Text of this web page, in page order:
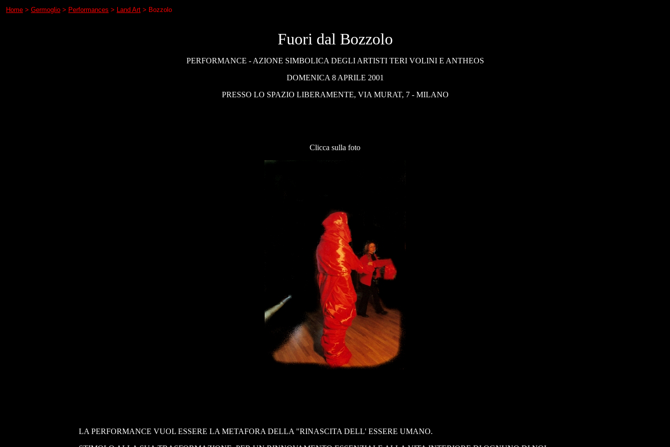
Home > Germoglio > Performances > Land Art > Bozzolo
Fuori dal Bozzolo
PERFORMANCE - AZIONE SIMBOLICA DEGLI ARTISTI TERI VOLINI E ANTHEOS
DOMENICA 8 APRILE 2001
PRESSO LO SPAZIO LIBERAMENTE, VIA MURAT, 7 - MILANO
Clicca sulla foto
LA PERFORMANCE VUOL ESSERE LA METAFORA DELLA "RINASCITA DELL' ESSERE UMANO.